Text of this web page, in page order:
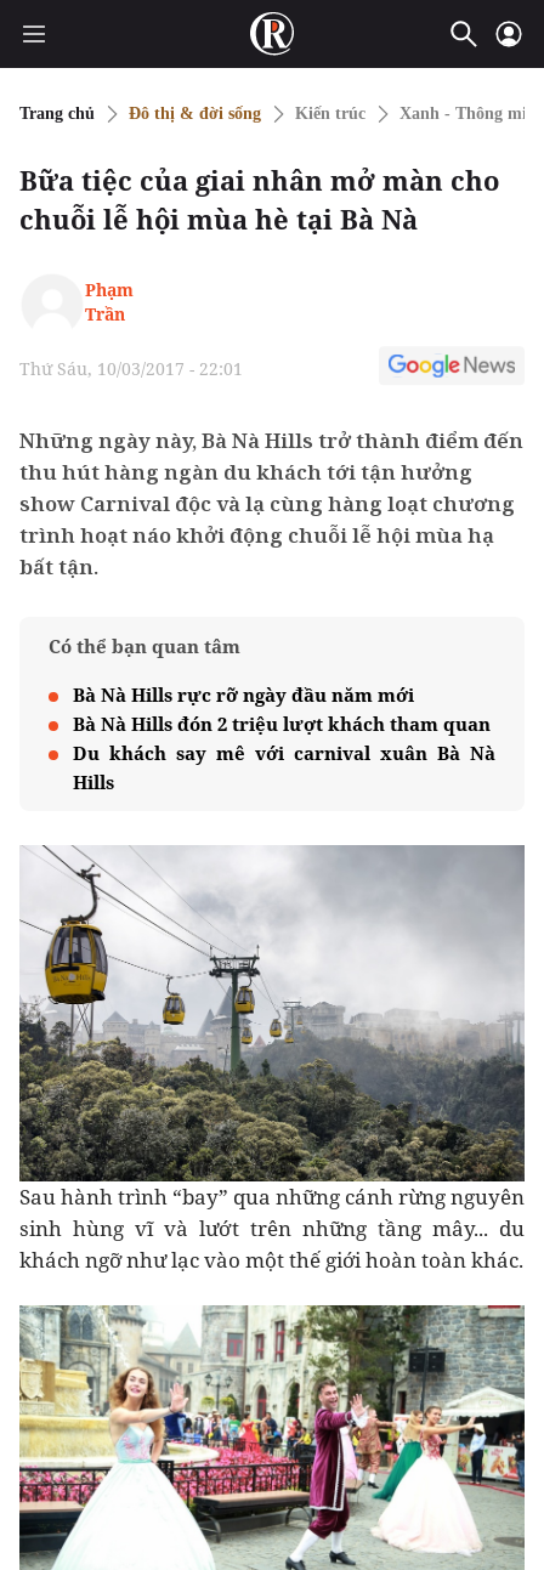
Trang chủ Đô thị & đời sống Kiến trúc Xanh - Thông
Bữa tiệc của giai nhân mở màn cho
chuỗi lễ hội mùa hè tại Bà Nà
Phạm
Trần
Thứ Sáu, 10/03/2017 - 22:01
Những ngày này, Bà Nà Hills trở thành điểm đến
thu hút hàng ngàn du khách tới tận hưởng
show Carnival độc và lạ cùng hàng loạt chương
trình hoạt náo khởi động chuỗi lễ hội mùa hạ
bất tận.
Có thể bạn quan tâm
Bà Nà Hills rực rỡ ngày đầu năm mới
Bà Nà Hills đón 2 triệu lượt khách tham quan
Du khách say mê với carnival xuân Bà Nà
Hills
Sau hành trình “bay” qua những cánh rừng nguyên
sinh hùng vĩ và lướt trên những tầng mây... du
khách ngỡ như lạc vào một thế giới hoàn toàn khác.